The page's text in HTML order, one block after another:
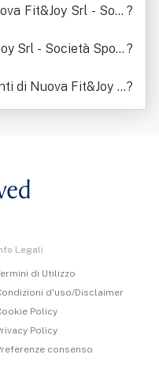
Fit&Joy Srl - Soci ?
Srl - Società Sport ?
di Nuova Fit&Joy S?
Legali
di Utilizzo
d'uso/Disclaimer
Policy
Policy
consenso